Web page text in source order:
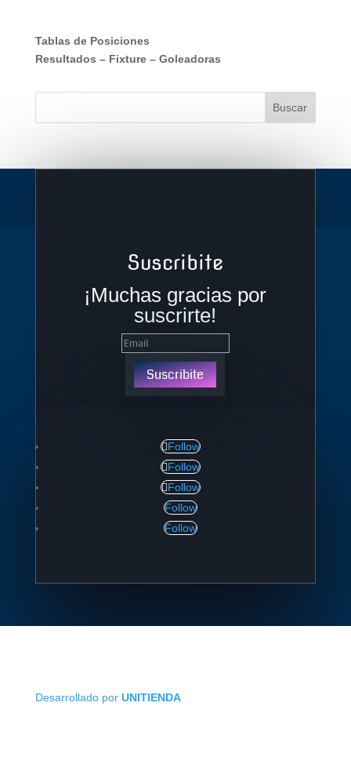
Tablas de Posiciones
Resultados – Fixture– Goleadoras
Suscribite
¡Muchas gracias por
suscrirte!
Suscribite
Follow
Follow
Follow
Follow
Follow
Desarrollado por UNITIENDA